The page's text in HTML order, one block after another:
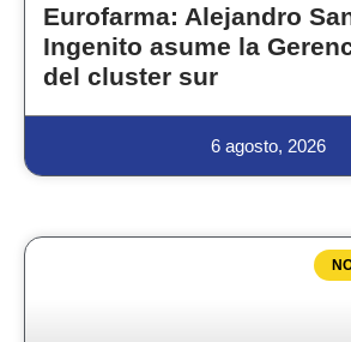
Eurofarma: Alejandro
Ingenito asume la
del cluster sur
6 agosto, 2026